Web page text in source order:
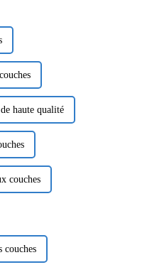
haute qualité
couches
couches